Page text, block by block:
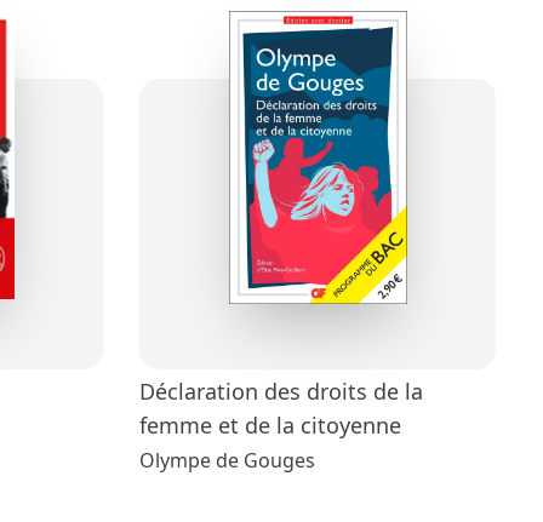
Déclaration des droits de la
femme et de la citoyenne
Olympe de Gouges